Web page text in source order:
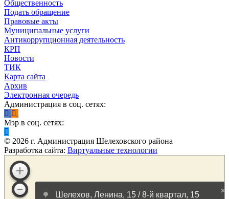
Общественность
Подать обращение
Правовые акты
Муниципальные услуги
Антикоррупционная деятельность
КРП
Новости
ТИК
Карта сайта
Архив
Электронная очередь
Администрация в соц. сетях:
Мэр в соц. сетях:
© 2026 г. Администрация Шелеховского района
Разработка сайта: Виртуальные технологии